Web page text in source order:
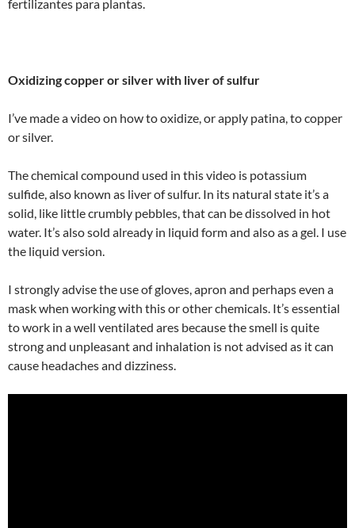
fertilizantes para plantas.
Oxidizing copper or silver with liver of sulfur
I’ve made a video on how to oxidize, or apply patina, to copper
or silver.
The chemical compound used in this video is potassium
sulfide, also known as liver of sulfur. In its natural state it’s a
solid, like little crumbly pebbles, that can be dissolved in hot
water. It’s also sold already in liquid form and also as a gel. I use
the liquid version.
I strongly advise the use of gloves, apron and perhaps even a
mask when working with this or other chemicals. It’s essential
to work in a well ventilated ares because the smell is quite
strong and unpleasant and inhalation is not advised as it can
cause headaches and dizziness.